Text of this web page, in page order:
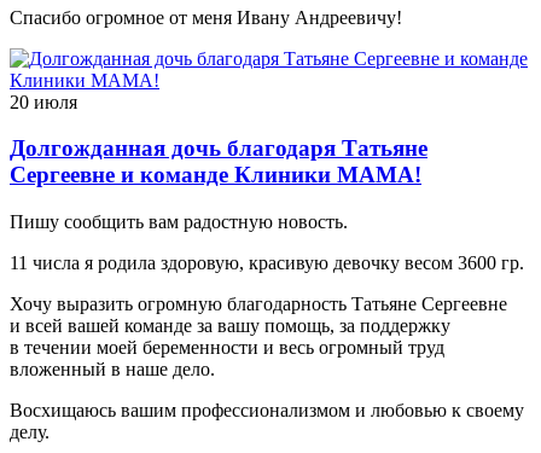
Спасибо огромное от меня Ивану Андреевичу!
20 июля
Долгожданная дочь благодаря Татьяне
Сергеевне и команде Клиники МАМА!
Пишу сообщить вам радостную новость.
11 числа я родила здоровую, красивую девочку весом 3600 гр.
Хочу выразить огромную благодарность Татьяне Сергеевне
и всей вашей команде за вашу помощь, за поддержку
в течении моей беременности и весь огромный труд
вложенный в наше дело.
Восхищаюсь вашим профессионализмом и любовью к своему
делу.